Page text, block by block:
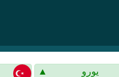
يورو